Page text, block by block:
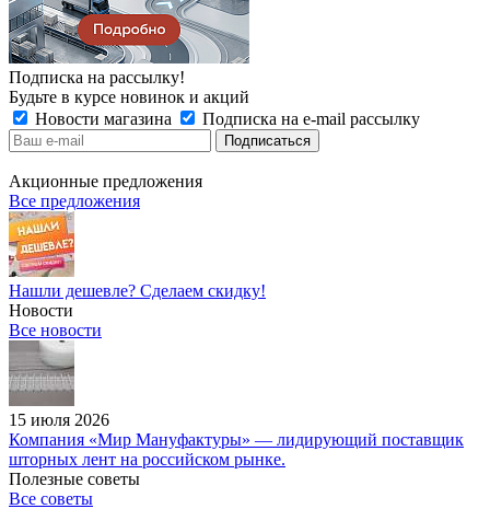
Подписка на рассылку!
Будьте в курсе новинок и акций
Новости магазина
Подписка на e-mail рассылку
Акционные предложения
Все предложения
Нашли дешевле? Сделаем скидку!
Новости
Все новости
15 июля 2026
Компания «Мир Мануфактуры» — лидирующий поставщик
шторных лент на российском рынке.
Полезные советы
Все советы